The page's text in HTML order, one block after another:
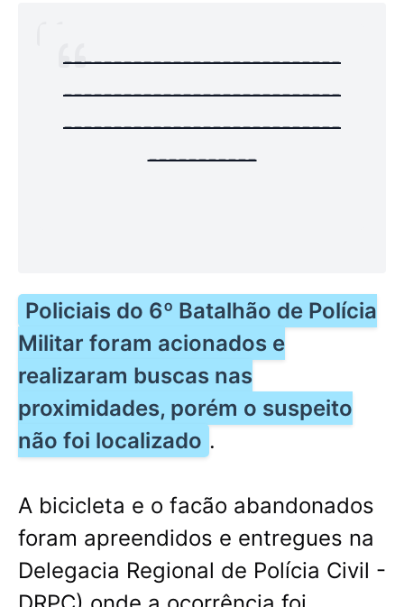
----------------------------
----------------------------
----------------------------
-----------
Policiais do 6º Batalhão de Polícia
Militar foram acionados e
realizaram buscas nas
proximidades, porém o suspeito
não foi localizado .
A bicicleta e o facão abandonados
foram apreendidos e entregues na
Delegacia Regional de Polícia Civil -